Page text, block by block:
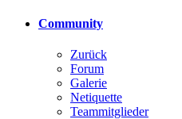
Community
Zurück
Forum
Galerie
Netiquette
Teammitglieder